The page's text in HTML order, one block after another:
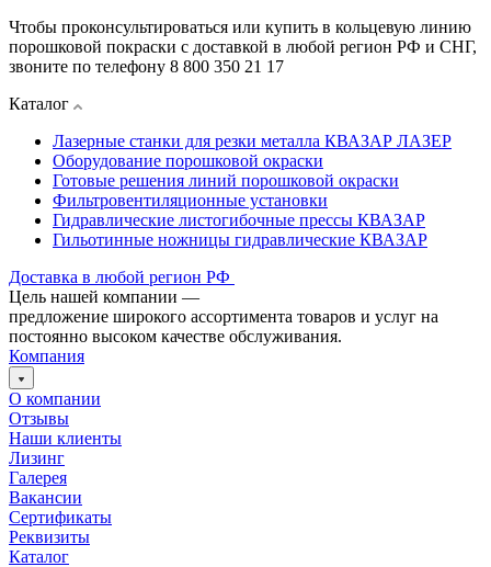
Чтобы проконсультироваться или купить в кольцевую линию
порошковой покраски с доставкой в любой регион РФ и СНГ,
звоните по телефону 8 800 350 21 17
Каталог
Лазерные станки для резки металла КВАЗАР ЛАЗЕР
Оборудование порошковой окраски
Готовые решения линий порошковой окраски
Фильтровентиляционные установки
Гидравлические листогибочные прессы КВАЗАР
Гильотинные ножницы гидравлические КВАЗАР
Доставка в любой регион РФ
Цель нашей компании —
предложение широкого ассортимента товаров и услуг на
постоянно высоком качестве обслуживания.
Компания
О компании
Отзывы
Наши клиенты
Лизинг
Галерея
Вакансии
Сертификаты
Реквизиты
Каталог